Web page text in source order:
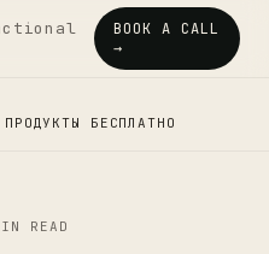
BOOK A CALL
→
БЕСПЛАТНО
READ